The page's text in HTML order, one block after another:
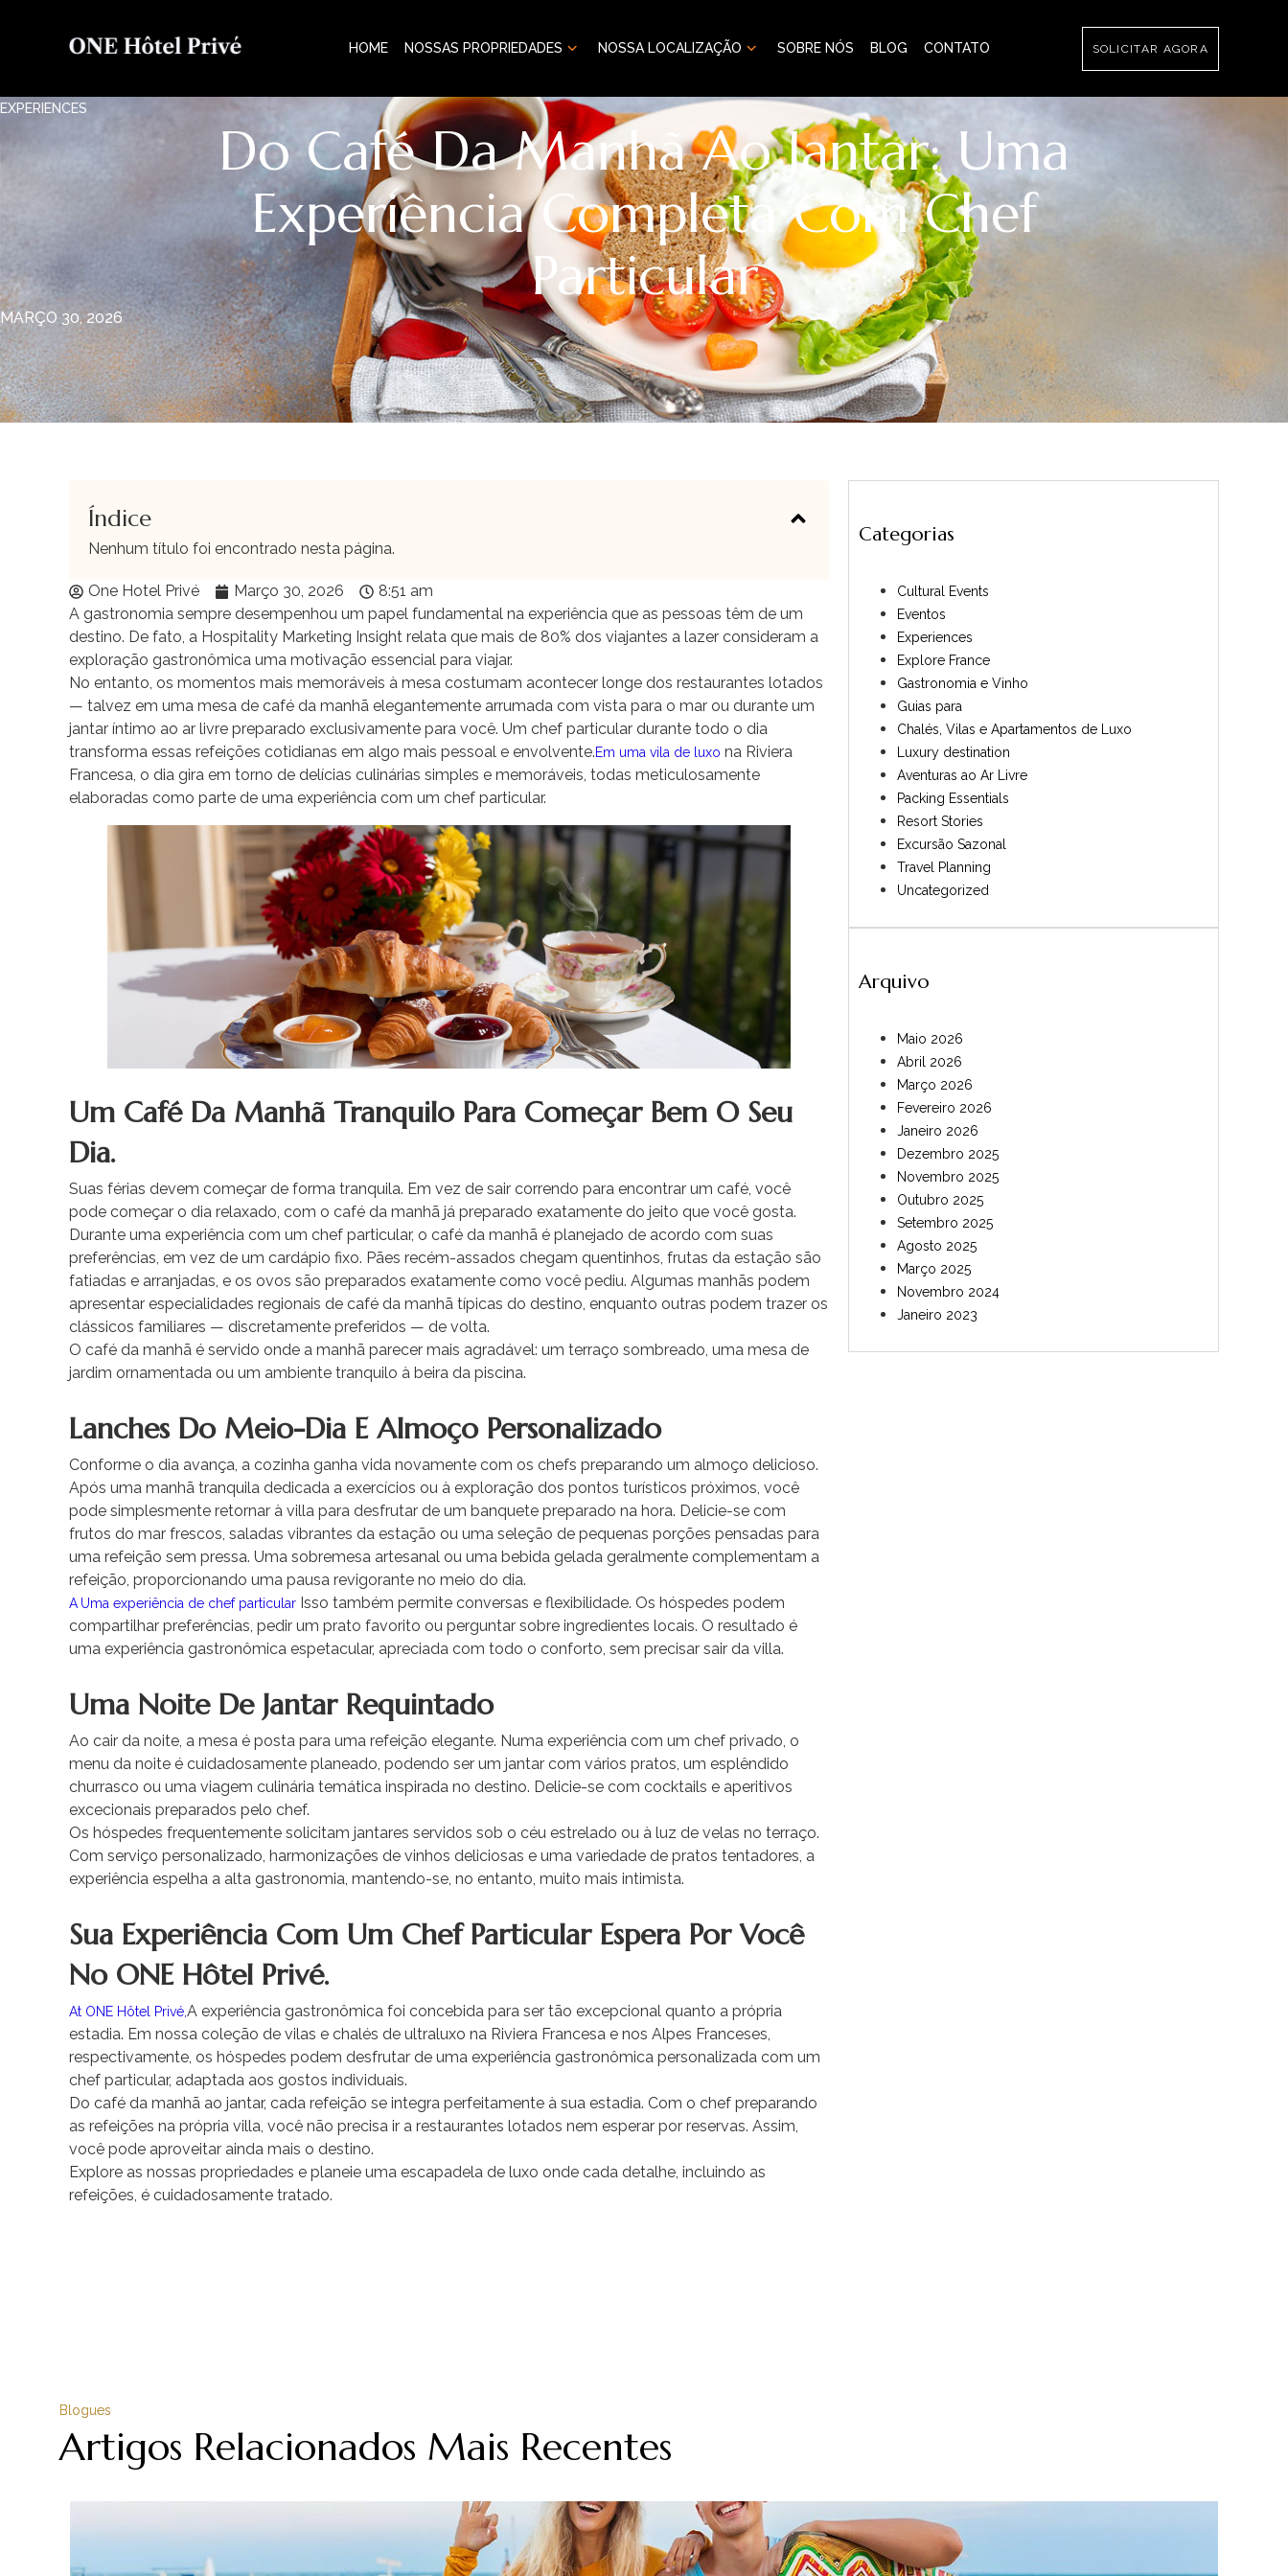
HOME NOSSAS PROPRIEDADES NOSSA LOCALIZAÇÃO SOBRE NÓS BLOG CONTATO SOLICITAR AGORA
EXPERIENCES
Do Café Da Manhã Ao Jantar: Uma
Experiência Completa Com Chef
Particular
MARÇO 30, 2026
Índice
Nenhum título foi encontrado nesta página.
One Hotel Privé Março 30, 2026
8:51 am
A gastronomia sempre desempenhou um papel fundamental na experiência que as pessoas têm de um
destino. De fato, a Hospitality Marketing Insight relata que mais de 80% dos viajantes a lazer consideram a
exploração gastronômica uma motivação essencial para viajar.
No entanto, os momentos mais memoráveis ​​à mesa costumam acontecer longe dos restaurantes lotados
— talvez em uma mesa de café da manhã elegantemente arrumada com vista para o mar ou durante um
jantar íntimo ao ar livre preparado exclusivamente para você. Um chef particular durante todo o dia
transforma essas refeições cotidianas em algo mais pessoal e envolvente.Em uma vila de luxo na Riviera
Francesa, o dia gira em torno de delícias culinárias simples e memoráveis, todas meticulosamente
elaboradas como parte de uma experiência com um chef particular.
Um Café Da Manhã Tranquilo Para Começar Bem O Seu
Dia.
Suas férias devem começar de forma tranquila. Em vez de sair correndo para encontrar um café, você
pode começar o dia relaxado, com o café da manhã já preparado exatamente do jeito que você gosta.
Durante uma experiência com um chef particular, o café da manhã é planejado de acordo com suas
preferências, em vez de um cardápio fixo. Pães recém-assados ​​chegam quentinhos, frutas da estação são
fatiadas e arranjadas, e os ovos são preparados exatamente como você pediu. Algumas manhãs podem
apresentar especialidades regionais de café da manhã típicas do destino, enquanto outras podem trazer os
clássicos familiares — discretamente preferidos — de volta.
O café da manhã é servido onde a manhã parecer mais agradável: um terraço sombreado, uma mesa de
jardim ornamentada ou um ambiente tranquilo à beira da piscina.
Lanches Do Meio-Dia E Almoço Personalizado
Conforme o dia avança, a cozinha ganha vida novamente com os chefs preparando um almoço delicioso.
Após uma manhã tranquila dedicada a exercícios ou à exploração dos pontos turísticos próximos, você
pode simplesmente retornar à villa para desfrutar de um banquete preparado na hora. Delicie-se com
frutos do mar frescos, saladas vibrantes da estação ou uma seleção de pequenas porções pensadas para
uma refeição sem pressa. Uma sobremesa artesanal ou uma bebida gelada geralmente complementam a
refeição, proporcionando uma pausa revigorante no meio do dia.
A Uma experiência de chef particular Isso também permite conversas e flexibilidade. Os hóspedes podem
compartilhar preferências, pedir um prato favorito ou perguntar sobre ingredientes locais. O resultado é
uma experiência gastronômica espetacular, apreciada com todo o conforto, sem precisar sair da villa.
Uma Noite De Jantar Requintado
Ao cair da noite, a mesa é posta para uma refeição elegante. Numa experiência com um chef privado, o
menu da noite é cuidadosamente planeado, podendo ser um jantar com vários pratos, um esplêndido
churrasco ou uma viagem culinária temática inspirada no destino. Delicie-se com cocktails e aperitivos
excecionais preparados pelo chef.
Os hóspedes frequentemente solicitam jantares servidos sob o céu estrelado ou à luz de velas no terraço.
Com serviço personalizado, harmonizações de vinhos deliciosas e uma variedade de pratos tentadores, a
experiência espelha a alta gastronomia, mantendo-se, no entanto, muito mais intimista.
Sua Experiência Com Um Chef Particular Espera Por Você
No ONE Hôtel Privé.
At ONE Hôtel Privé,A experiência gastronômica foi concebida para ser tão excepcional quanto a própria
estadia. Em nossa coleção de vilas e chalés de ultraluxo na Riviera Francesa e nos Alpes Franceses,
respectivamente, os hóspedes podem desfrutar de uma experiência gastronômica personalizada com um
chef particular, adaptada aos gostos individuais.
Do café da manhã ao jantar, cada refeição se integra perfeitamente à sua estadia. Com o chef preparando
as refeições na própria villa, você não precisa ir a restaurantes lotados nem esperar por reservas. Assim,
você pode aproveitar ainda mais o destino.
Explore as nossas propriedades e planeie uma escapadela de luxo onde cada detalhe, incluindo as
refeições, é cuidadosamente tratado.
Categorias
Cultural Events
Eventos
Experiences
Explore France
Gastronomia e Vinho
Guias para
Chalés, Vilas e Apartamentos de Luxo
Luxury destination
Aventuras ao Ar Livre
Packing Essentials
Resort Stories
Excursão Sazonal
Travel Planning
Uncategorized
Arquivo
Maio 2026
Abril 2026
Março 2026
Fevereiro 2026
Janeiro 2026
Dezembro 2025
Novembro 2025
Outubro 2025
Setembro 2025
Agosto 2025
Março 2025
Novembro 2024
Janeiro 2023
Blogues
Artigos Relacionados Mais Recentes